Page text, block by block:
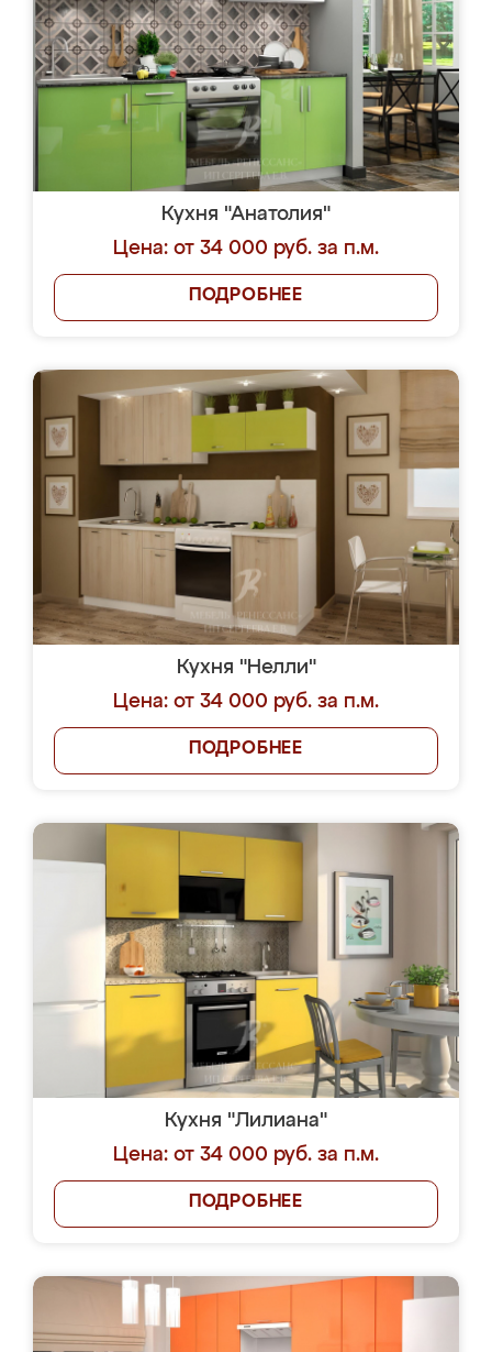
Кухня "Анатолия"
Цена: от 34 000 руб. за п.м.
ПОДРОБНЕЕ
Кухня "Нелли"
Цена: от 34 000 руб. за п.м.
ПОДРОБНЕЕ
Кухня "Лилиана"
Цена: от 34 000 руб. за п.м.
ПОДРОБНЕЕ